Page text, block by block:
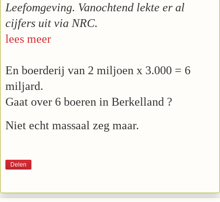
Leefomgeving. Vanochtend lekte er al
cijfers uit via NRC.
lees meer
En boerderij van 2 miljoen x 3.000 = 6
miljard.
Gaat over 6 boeren in Berkelland ?
Niet echt massaal zeg maar.
Delen